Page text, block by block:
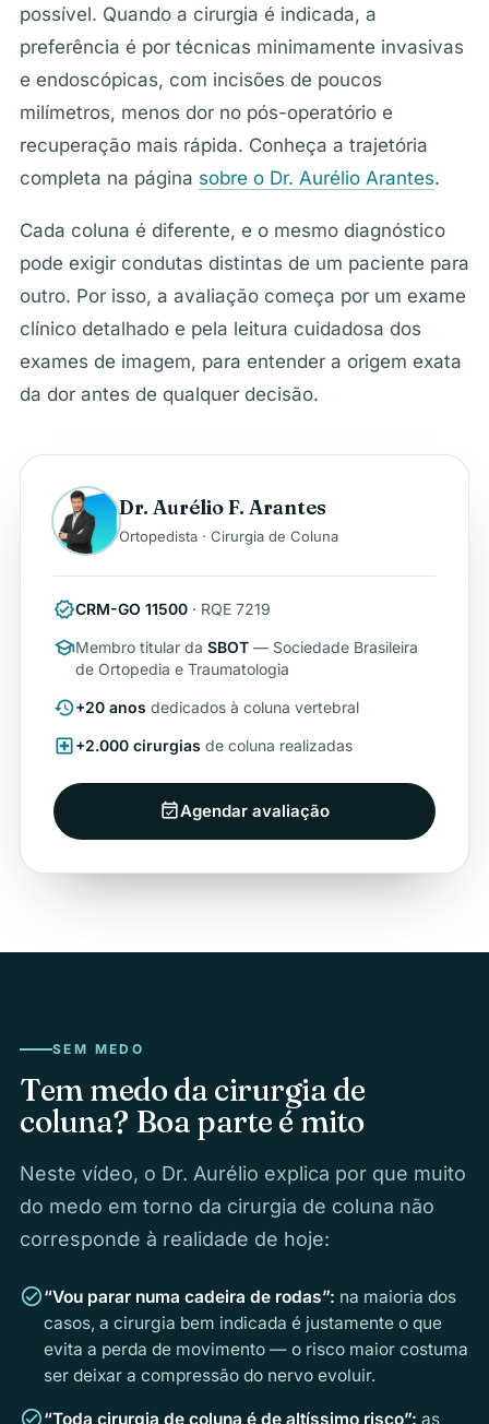
possível. Quando a cirurgia é indicada, a
preferência é por técnicas minimamente invasivas
e endoscópicas, com incisões de poucos
milímetros, menos dor no pós-operatório e
recuperação mais rápida. Conheça a trajetória
completa na página sobre o Dr. Aurélio Arantes.
Cada coluna é diferente, e o mesmo diagnóstico
pode exigir condutas distintas de um paciente para
outro. Por isso, a avaliação começa por um exame
clínico detalhado e pela leitura cuidadosa dos
exames de imagem, para entender a origem exata
da dor antes de qualquer decisão.
Dr. Aurélio F. Arantes
Ortopedista · Cirurgia de Coluna
verifiedCRM-GO 11500 · RQE 7219
schoolMembro titular da SBOT — Sociedade Brasileira
de Ortopedia e Traumatologia
history+20 anos dedicados à coluna vertebral
local_hospital+2.000 cirurgias de coluna realizadas
event_availableAgendar avaliação
SEM MEDO
Tem medo da cirurgia de
coluna? Boa parte é mito
Neste vídeo, o Dr. Aurélio explica por que muito
do medo em torno da cirurgia de coluna não
corresponde à realidade de hoje:
check_circle“Vou parar numa cadeira de rodas”: na maioria dos
casos, a cirurgia bem indicada é justamente o que
evita a perda de movimento — o risco maior costuma
ser deixar a compressão do nervo evoluir.
check_circle“Toda cirurgia de coluna é de altíssimo risco”: as